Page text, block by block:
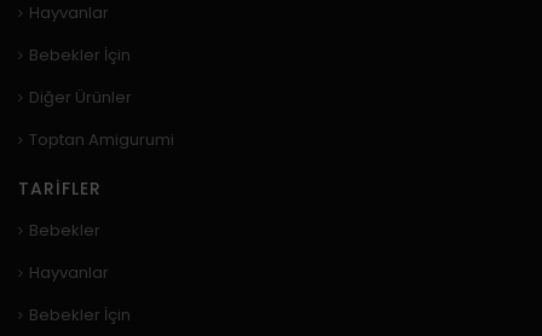
Hayvanlar
Bebekler İçin
Diğer Ürünler
Toptan Amigurumi
TARIFLER
Bebekler
Hayvanlar
Bebekler İçin